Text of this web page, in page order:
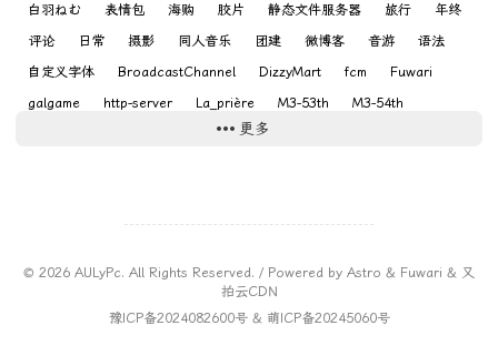
13_Harman-phoenix2_135_C41
14_5213_135_ECN-2
15_rollei-infrared400_135_D76
19_5219_135_ECN-2
白羽ねむ 表情包 海购 胶片 静态文件服务器 旅行
年终
评论
日常 摄影 同人音乐 团建 微博客 音游
语法
自定义字体
BroadcastChannel DizzyMart fcm
Fuwari
galgame
http-server La_prière M3-53th
M3-54th
Symholic
更多
© 2026 AULyPc. All Rights Reserved. / Powered by Astro & Fuwari & 又
拍云CDN
豫ICP备2024082600号& 萌ICP备20245060号